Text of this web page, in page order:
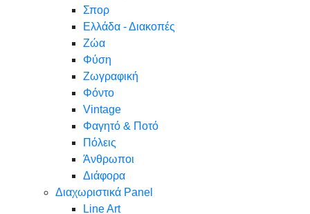
Σπορ
Ελλάδα - Διακοπές
Ζώα
Φύση
Ζωγραφική
Φόντο
Vintage
Φαγητό & Ποτό
Πόλεις
Άνθρωποι
Διάφορα
Διαχωριστικά Panel
Line Art